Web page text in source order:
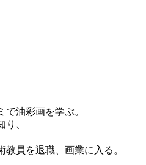
油彩画を学ぶ。
、
員を退職、画業に入る。